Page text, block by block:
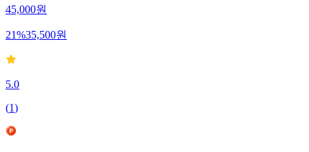
45,000원
21%35,500원
5.0
(1)